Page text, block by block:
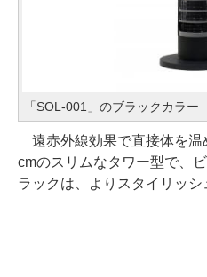
「SOL-001」のブラックカラー
遠赤外線効果で直接体を温
cmのスリムなタワー型で、
ラックは、よりスタイリッシ